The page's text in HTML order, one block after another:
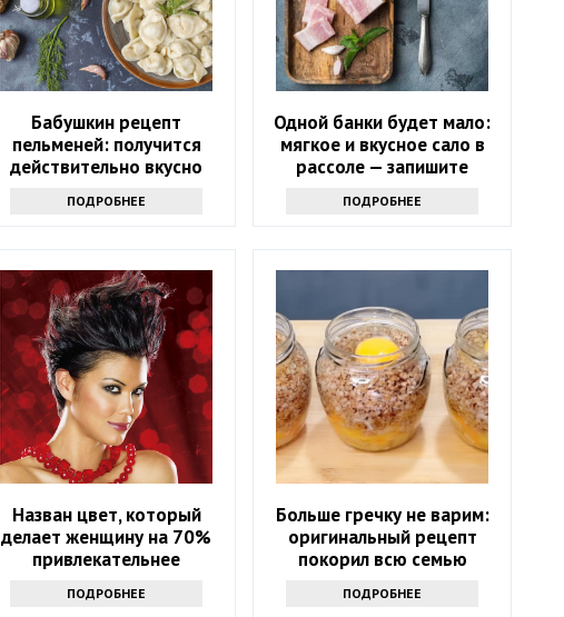
Бабушкин рецепт
пельменей: получится
действительно вкусно
ПОДРОБНЕЕ
Одной банки будет мало:
мягкое и вкусное сало в
рассоле — запишите
ПОДРОБНЕЕ
Назван цвет, который
делает женщину на 70%
привлекательнее
ПОДРОБНЕЕ
Больше гречку не варим:
оригинальный рецепт
покорил всю семью
ПОДРОБНЕЕ